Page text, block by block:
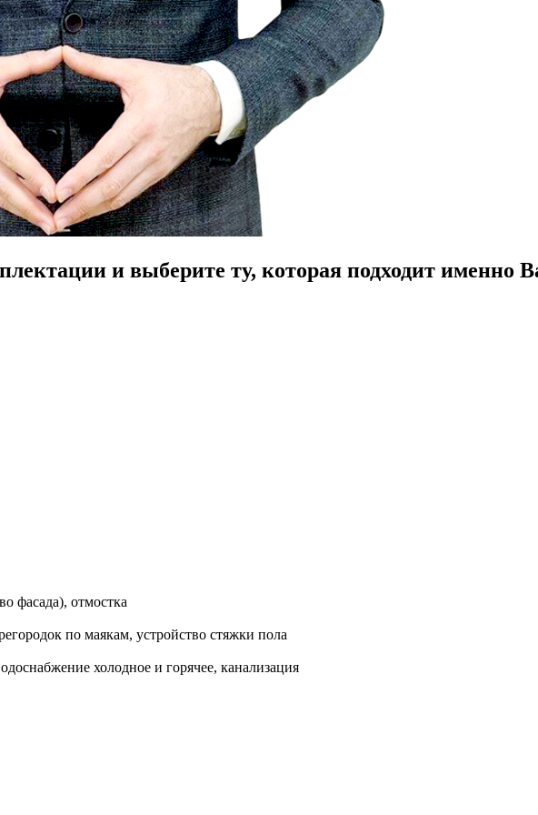
и выберите ту, которая подходит именно
фасада), отмостка
по маякам, устройство стяжки пола
холодное и горячее, канализация